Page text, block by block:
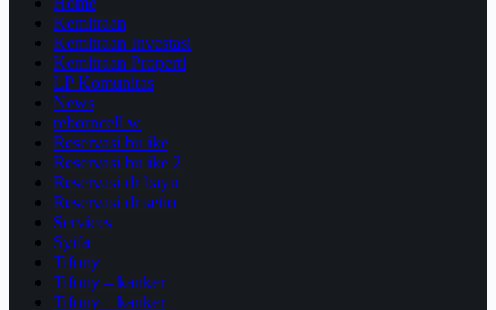
Kemitraan
Kemitraan Investasi
Kemitraan Properti
LP Komunitas
News
reborncell w
Reservasi bu ike
Reservasi bu ike 2
Reservasi dr bayu
Reservasi dr setio
Services
Syifa
Tifony
Tifony – kanker
Tifony – kanker